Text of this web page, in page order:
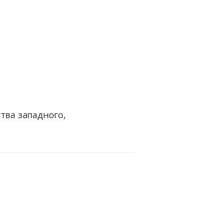
западного,